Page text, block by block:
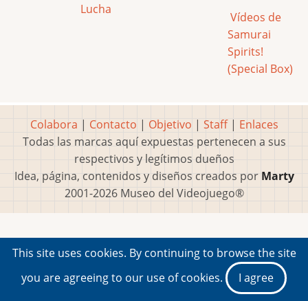
Lucha
Vídeos de
Samurai
Spirits!
(Special Box)
Colabora | Contacto | Objetivo | Staff| Enlaces
Todas las marcas aquí expuestas pertenecen a sus
respectivos y legítimos dueños
Idea, página, contenidos y diseños creados por Marty
2001-2026 Museo del Videojuego®
This site uses cookies. By continuing to browse the site
you are agreeing to our use of cookies.
I agree